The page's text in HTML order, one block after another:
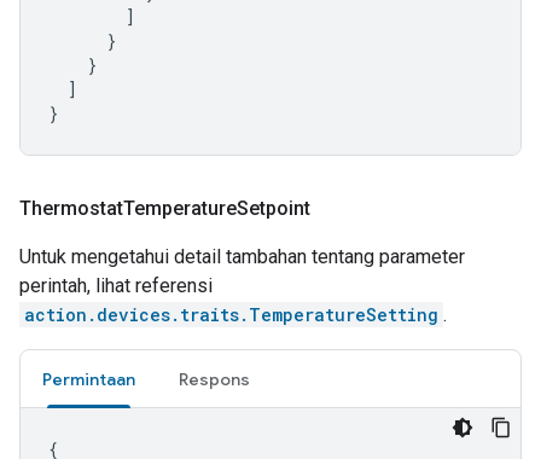
]
}
}
]
}
ThermostatTemperatureSetpoint
Untuk mengetahui detail tambahan tentang parameter
perintah, lihat referensi
action.devices.traits.TemperatureSetting .
Permintaan Respons
{